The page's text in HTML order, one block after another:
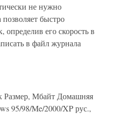
не нужно
быстро
определив его скорость в
в файл журнала
Мбайт Домашняя
95/98/Me/2000/XP рус.,